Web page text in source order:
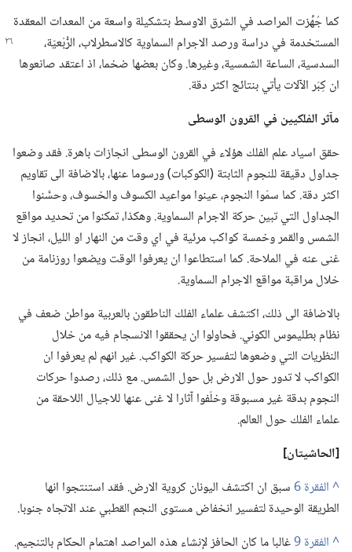
كما جُهِّزت المراصد في الشرق الاوسط بتشكيلة واسعة من المعدات المعقدة
المستخدمة في دراسةورصد الاجرام السماوية كالاسطرلاب،‏ الرُّبْعيّة،‏
السدسية،‏ الساعة الشمسية،‏ وغيرها.‏ وكان بعضها ضخما،‏ اذ اعتقد صانعوها
ان كِبَر الآلات يأتي بنتائج اكثر دقة.‏
مآثر الفلكيين في القرون الوسطى
حقق اسياد علم الفلك هؤلاء في القرون الوسطى انجازات باهرة.‏ فقد وضعوا
جداول دقيقة للنجوم الثابتة (‏الكوكبات)‏ ورسوما عنها،‏ بالاضافة الى تقاويم
اكثر دقة.‏ كما سمّوا النجوم،‏ عينوا مواعيد الكسوف والخسوف،‏ وحسَّنوا
الجداول التي تبين حركة الاجرام السماوية.‏ وهكذا،‏ تمكنوا من تحديد مواقع
الشمس والقمر وخمسة كواكب مرئية في اي وقت من النهار او الليل،‏ انجاز لا
غنى عنه في الملاحة.‏ كما استطاعوا ان يعرفوا الوقت ويضعوا روزنامة من
خلال مراقبة مواقع الاجرام السماوية.‏
بالاضافة الى ذلك،‏ اكتشف علماء الفلك الناطقون بالعربية مواطن ضعف في
نظام بطليموس الكوني.‏ فحاولوا ان يحققوا الانسجام فيه من خلال
النظريات التي وضعوها لتفسير حركة الكواكب.‏ غير انهم لم يعرفوا ان
الكواكب لا تدور حول الارض بل حول الشمس.‏ مع ذلك،‏ رصدوا حركات
النجوم بدقة غير مسبوقة وخلّفوا آثارا لا غنى عنها للاجيال اللاحقة من
علماء الفلك حول العالم.‏
‏[الحاشيتان]‏
^
سبق ان اكتشف اليونان كروية الارض.‏ فقد استنتجوا انها
الطريقة الوحيدة لتفسير انخفاض مستوى النجم القطبي عند الاتجاه جنوبا.‏
^
غالبا ما كان الحافز لإنشاء هذه المراصد اهتمام الحكام بالتنجيم.‏